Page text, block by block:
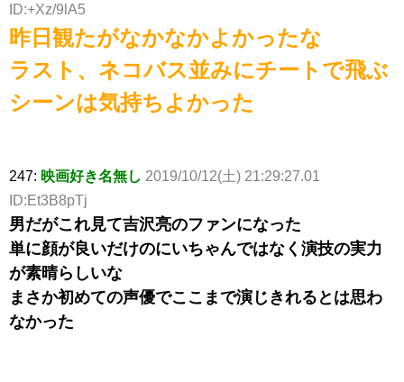
ID:+Xz/9lA5
昨日観たがなかなかよかったな
ラスト、ネコバス並みにチートで飛ぶ
シーンは気持ちよかった
247: 映画好き名無し 2019/10/12(土) 21:29:27.01
ID:Et3B8pTj
男だがこれ見て吉沢亮のファンになった
単に顔が良いだけのにいちゃんではなく演技の実力
が素晴らしいな
まさか初めての声優でここまで演じきれるとは思わ
なかった